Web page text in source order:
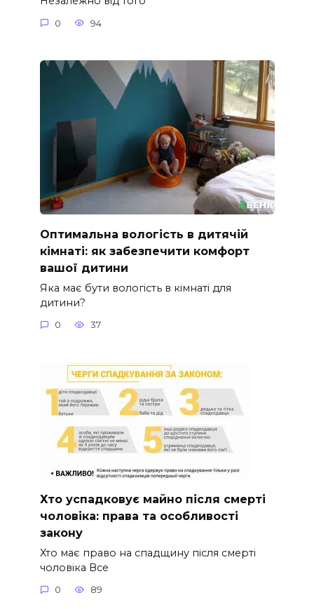
0 94
Оптимальна вологість в дитячій
кімнаті: як забезпечити комфорт
вашої дитини
Яка має бути вологість в кімнаті для
дитини?
0 37
Хто успадковує майно після смерті
чоловіка: права та особливості
закону
Хто має право на спадщину після смерті
чоловіка Все
0 89